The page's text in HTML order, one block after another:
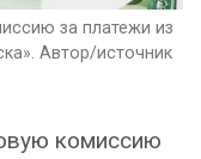
за платежи из
Автор/источник
комиссию